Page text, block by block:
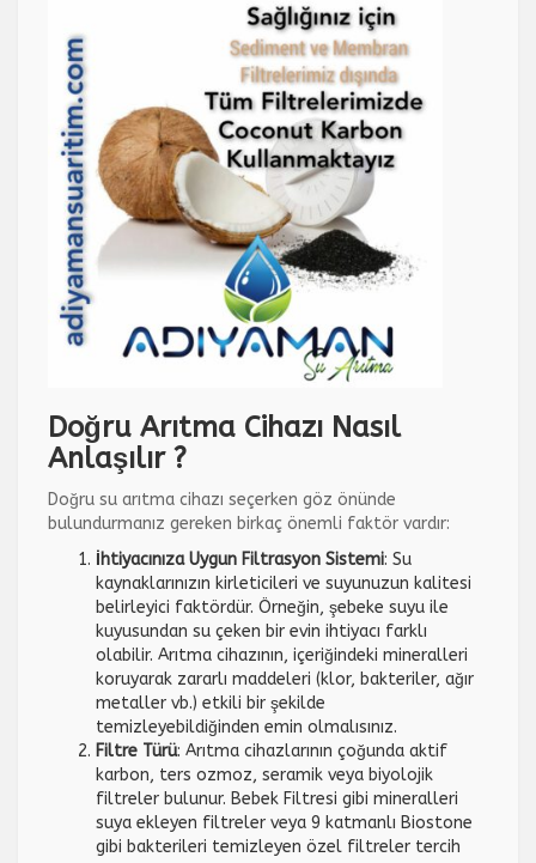
Doğru Arıtma Cihazı Nasıl
Anlaşılır ?
Doğru su arıtma cihazı seçerken göz önünde
bulundurmanız gereken birkaç önemli faktör vardır:
İhtiyacınıza Uygun Filtrasyon Sistemi: Su
kaynaklarınızın kirleticileri ve suyunuzun kalitesi
belirleyici faktördür. Örneğin, şebeke suyu ile
kuyusundan su çeken bir evin ihtiyacı farklı
olabilir. Arıtma cihazının, içeriğindeki mineralleri
koruyarak zararlı maddeleri (klor, bakteriler, ağır
metaller vb.) etkili bir şekilde
temizleyebildiğinden emin olmalısınız.
Filtre Türü: Arıtma cihazlarının çoğunda aktif
karbon, ters ozmoz, seramik veya biyolojik
filtreler bulunur. Bebek Filtresi gibi mineralleri
suya ekleyen filtreler veya 9 katmanlı Biostone
gibi bakterileri temizleyen özel filtreler tercih